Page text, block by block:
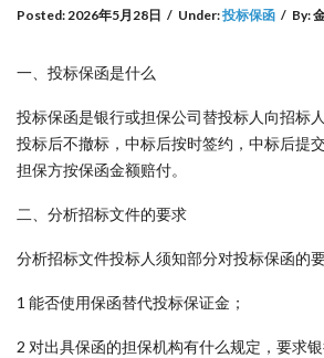
Posted:2026年5月28日 / Under:投标保函 / By:
一、投标保函是什么
投标保函是银行或担保公司替投标人向招标
投标后不撤标，中标后按时签约，中标后提
担保方按保函金额赔付。
二、分析招标文件的要求
分析招标文件投标人须知部分对投标保函的
1 能否使用保函替代投标保证金；
2 对出具保函的担保机构有什么规定，要求